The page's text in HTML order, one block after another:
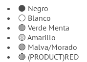
⚫ Negro
⚪ Blanco
🟢 Verde Menta
🟡 Amarillo
🟣 Malva/Morado
🔴 (PRODUCT)RED